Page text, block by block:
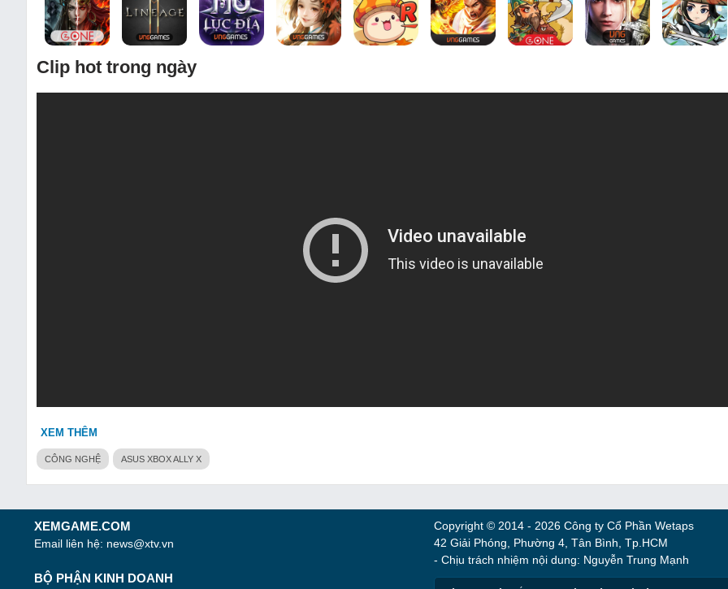
Clip hot trong ngày
XEM THÊM
CÔNG NGHỆ ASUS XBOX ALLY X
XEMGAME.COM
Email liên hệ: news@xtv.vn
BỘ PHẬN KINH DOANH
Copyright © 2014 - 2026 Công ty Cổ Phần Wetaps
42 Giải Phóng, Phường 4, Tân Bình, Tp.HCM
- Chịu trách nhiệm nội dung: Nguyễn Trung Mạnh